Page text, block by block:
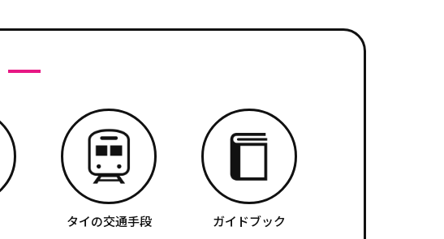
タイの交通手段 ガイドブック